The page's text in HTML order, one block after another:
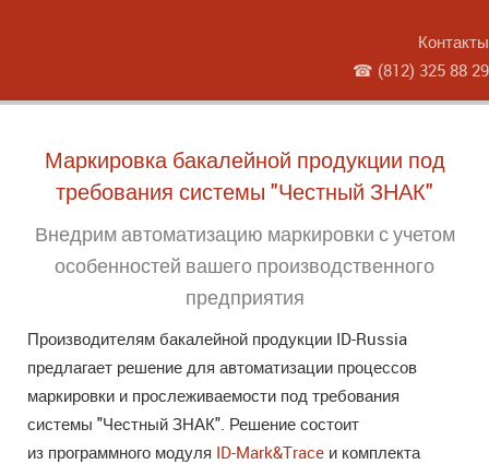
Контакты
☎ (812) 325 88 29
Маркировка бакалейной продукции под
требования системы "Честный ЗНАК"
Внедрим автоматизацию маркировки с учетом
особенностей вашего производственного
предприятия
Производителям бакалейной продукции ID-Russia
предлагает решение для автоматизации процессов
маркировки и прослеживаемости под требования
системы "Честный ЗНАК". Решение состоит
из программного модуля ID-Mark&Trace и комплекта